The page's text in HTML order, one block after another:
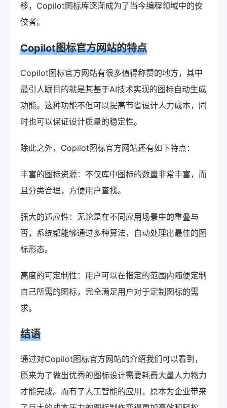
移，Copilot图标库逐渐成为了当今编程领域中的佼
佼者。
Copilot图标官方网站的特点
Copilot图标官方网站有很多值得称赞的地方，其中
最引人瞩目的就是其基于AI技术实现的图标自动生成
功能。这种功能不但可以提高节省设计人力成本，同
时也可以保证设计质量的稳定性。
除此之外，Copilot图标官方网站还有如下特点：
丰富的图标资源：不仅库中图标的数量非常丰富，而
且分类合理，方便用户查找。
强大的适应性：无论是在不同应用场景中的重叠与
否，系统都能够通过多种算法，自动处理出最佳的图
标形态。
高度的可定制性：用户可以在指定的范围内随便定制
自己所需的图标，完全满足用户对于定制图标的需
求。
结语
通过对Copilot图标官方网站的介绍我们可以看到，
原来为了做出优秀的图标设计需要耗费大量人力物力
才能完成。而有了人工智能的应用，原本为企业带来